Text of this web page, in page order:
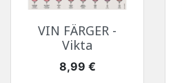
VIN FÄRGER -
Vikta
Pris
8,99 €